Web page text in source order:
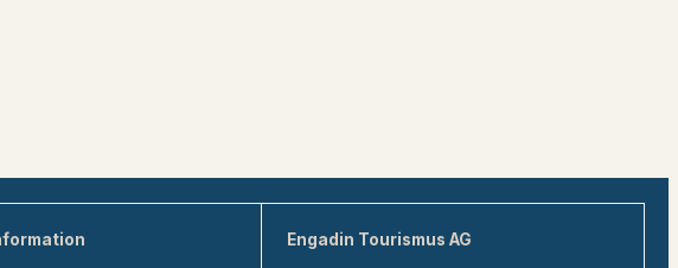
Engadin Tourismus AG